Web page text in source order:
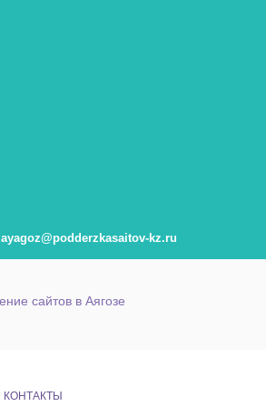
ayagoz@podderzkasaitov-kz.ru
КОНТАКТЫ